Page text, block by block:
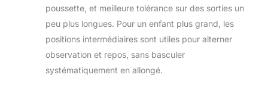
dotez votre Lara²
de la chancelière 2
en 1, l'habillage
pluie, de la
moustiquaire, de
l'ombrelle de
poussette, et meilleure tolérance sur des sorties un
peu plus longues. Pour un enfant plus grand, les
positions intermédiaires sont utiles pour alterner
observation et repos, sans basculer
systématiquement en allongé.